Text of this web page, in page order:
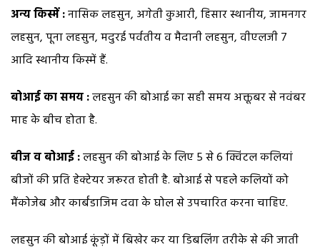
अन्य किस्में :नासिक लहसुन, अगेती कुआरी, हिसार स्थानीय, जामनगर
लहसुन, पूना लहसुन, मदुरई पर्वतीय व मैदानी लहसुन, वीएलजी 7
आदि स्थानीय किस्में हैं.
बोआई का समय :लहसुन की बोआई का सही समय अक्तूबर से नवंबर
माह के बीच होता है.
बीज व बोआई :लहसुन की बोआई के लिए 5 से 6 क्विंटल कलियां
बीजों की प्रति हेक्टेयर जरूरत होती है. बोआई से पहले कलियों को
मैंकोजेब और कार्बंडाजिम दवा के घोल से उपचारित करना चाहिए.
लहसुन की बोआई कूंड़ों में बिखेर कर या डिबलिंग तरीके से की जाती